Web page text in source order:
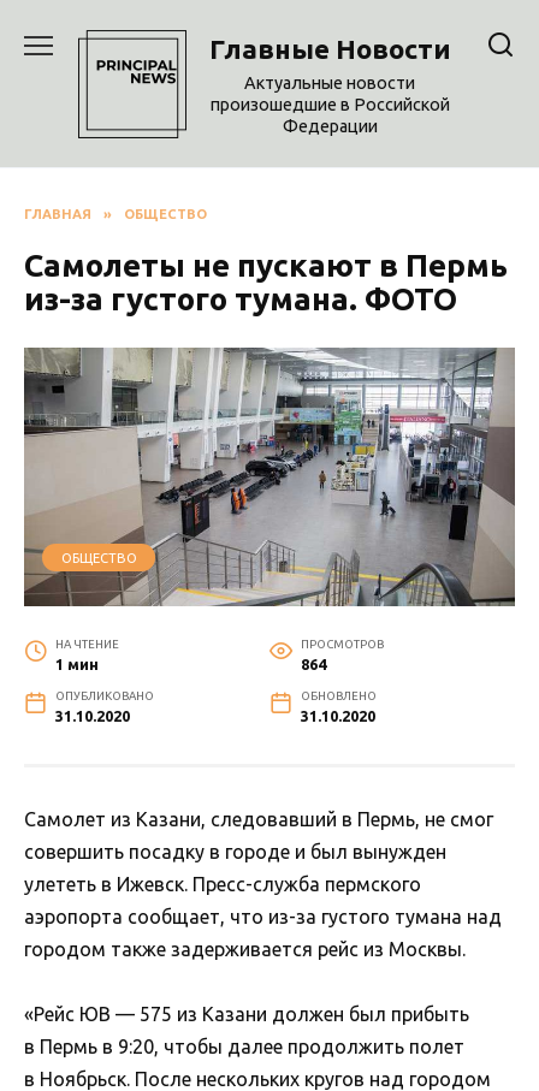
содержанию
Главные Новости
Актуальные новости
произошедшие в Российской
Федерации
ГЛАВНАЯ » ОБЩЕСТВО
Самолеты не пускают в Пермь
из-за густого тумана. ФОТО
ОБЩЕСТВО
НА ЧТЕНИЕ
1 мин
ПРОСМОТРОВ
864
ОПУБЛИКОВАНО
31.10.2020
ОБНОВЛЕНО
31.10.2020
Самолет из Казани, следовавший в Пермь, не смог
совершить посадку в городе и был вынужден
улететь в Ижевск. Пресс-служба пермского
аэропорта сообщает, что из-за густого тумана над
городом также задерживается рейс из Москвы.
«Рейс ЮВ — 575 из Казани должен был прибыть
в Пермь в 9:20, чтобы далее продолжить полет
в Ноябрьск. После нескольких кругов над городом